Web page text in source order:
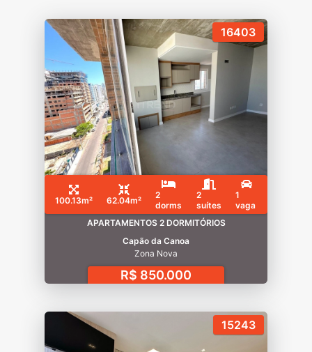
16403
100.13m² 62.04m²
2
dorms
2
suítes
1
vaga
APARTAMENTOS 2 DORMITÓRIOS
Capão da Canoa
Zona Nova
R$ 850.000
15243